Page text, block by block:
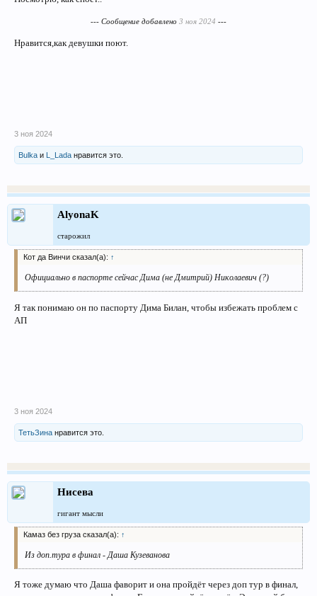
--- Сообщение добавлено 3 ноя 2024 ---
Нравится,как девушки поют.
3 ноя 2024
Bulka и L_Lada нравится это.
AlyonaK
старожил
Кот да Винчи сказал(а): ↑
Официально в паспорте сейчас Дима (не Дмитрий) Николаевич (?)
Я так понимаю он по паспорту Дима Билан, чтобы избежать проблем с
АП
3 ноя 2024
ТетьЗина нравится это.
Нисева
гигант мысли
Камаз без груза сказал(а): ↑
Из доп.тура в финал - Даша Кузеванова
Я тоже думаю что Даша фаворит и она пройдёт через доп тур в финал,